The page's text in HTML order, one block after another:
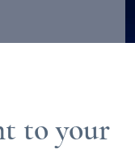
to your